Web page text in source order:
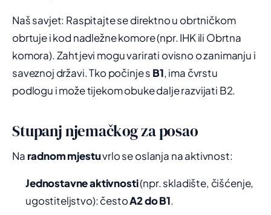
Naš savjet: Raspitajte se direktno u obrtničkom
obrtuje i kod nadležne komore (npr. IHK ili Obrtna
komora). Zahtjevi mogu varirati ovisno o zanimanju i
saveznoj državi. Tko počinje s B1, ima čvrstu
podlogu i može tijekom obuke dalje razvijati B2.
Stupanj njemačkog za posao
Na radnom mjestuvrlo se oslanja na aktivnost:
Jednostavne aktivnosti(npr. skladište, čišćenje,
ugostiteljstvo): čestoA2 do B1.